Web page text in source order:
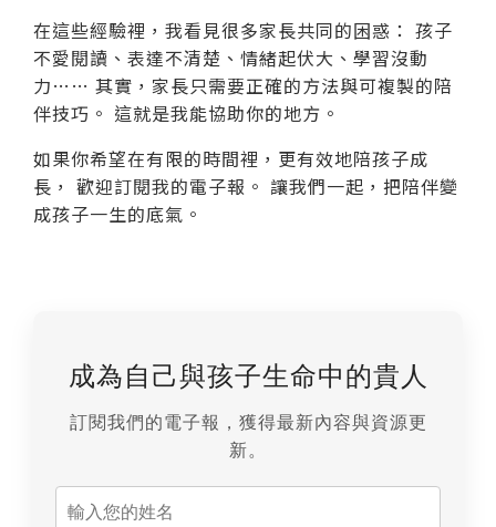
在這些經驗裡，我看見很多家長共同的困惑： 孩子
不愛閱讀、表達不清楚、情緒起伏大、學習沒動
力…… 其實，家長只需要正確的方法與可複製的陪
伴技巧。 這就是我能協助你的地方。
如果你希望在有限的時間裡，更有效地陪孩子成
長， 歡迎訂閱我的電子報。 讓我們一起，把陪伴變
成孩子一生的底氣。
成為自己與孩子生命中的貴人
訂閱我們的電子報，獲得最新內容與資源更
新。